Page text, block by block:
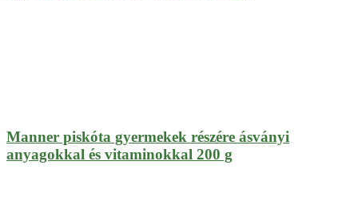
Manner piskóta gyermekek részére ásványi
anyagokkal és vitaminokkal 200 g